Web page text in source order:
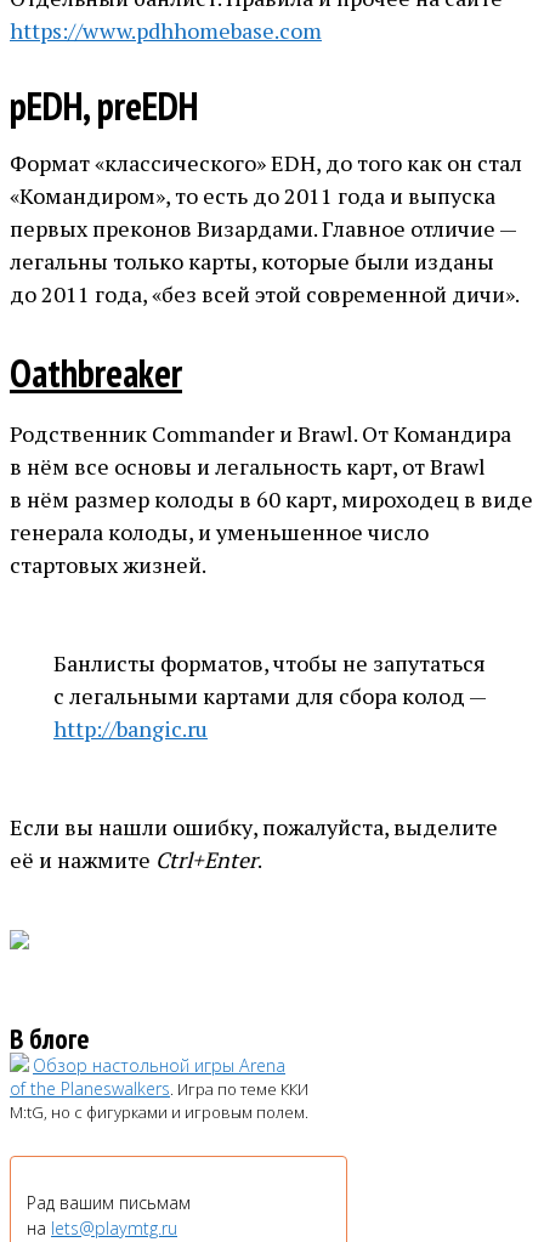
https://www.pdhhomebase.com
pEDH, preEDH
Формат «классического» EDH, до того как он стал
«Командиром», то есть до 2011 года и выпуска
первых преконов Визардами. Главное отличие —
легальны только карты, которые были изданы
до 2011 года, «без всей этой современной дичи».
Oathbreaker
Родственник Commander и Brawl. От Командира
в нём все основы и легальность карт, от Brawl
в нём размер колоды в 60 карт, мироходец в виде
генерала колоды, и уменьшенное число
стартовых жизней.
Банлисты форматов, чтобы не запутаться
с легальными картами для сбора колод —
http://bangic.ru
Если вы нашли ошибку, пожалуйста, выделите
её и нажмите Ctrl+Enter.
В блоге
Обзор настольной игры Arena
of the Planeswalkers. Игра по теме ККИ
M:tG, но с фигурками и игровым полем.
Рад вашим письмам
на lets@playmtg.ru